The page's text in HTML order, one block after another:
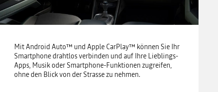
Mit Android Auto™ und Apple CarPlay™ können Sie Ihr
Smartphone drahtlos verbinden und auf Ihre Lieblings-
Apps, Musik oder Smartphone-Funktionen zugreifen,
ohne den Blick von der Strasse zu nehmen.